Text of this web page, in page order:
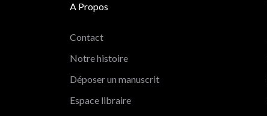
A Propos
Contact
Notre histoire
Déposer un manuscrit
Espace libraire